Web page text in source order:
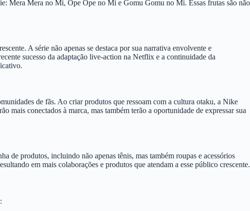
Mera Mera no Mi, Ope Ope no Mi e Gomu Gomu no Mi. Essas frutas são não
A série não apenas se destaca por sua narrativa envolvente e
sucesso da adaptação live-action na Netflix e a continuidade da
de fãs. Ao criar produtos que ressoam com a cultura otaku, a Nike
mais conectados à marca, mas também terão a oportunidade de expressar sua
de produtos, incluindo não apenas tênis, mas também roupas e acessórios
em mais colaborações e produtos que atendam a esse público crescente.